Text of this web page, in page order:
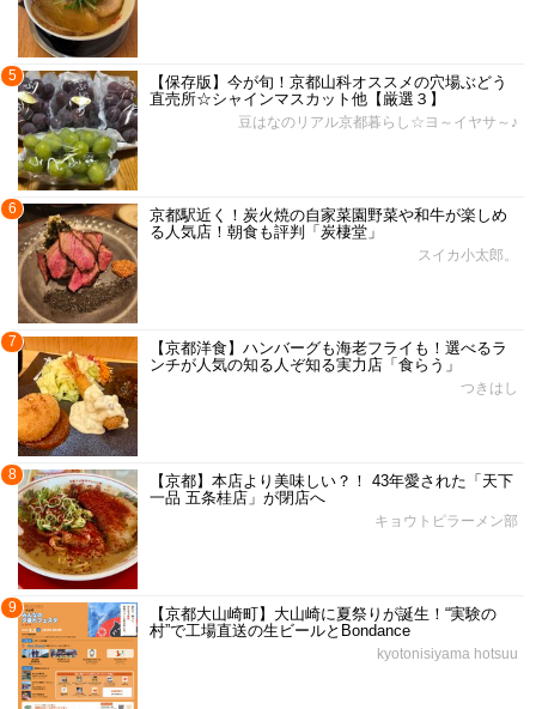
5
【保存版】今が旬！京都山科オススメの穴場ぶどう
直売所☆シャインマスカット他【厳選３】
豆はなのリアル京都暮らし☆ヨ～イヤサ～♪
6
京都駅近く！炭火焼の自家菜園野菜や和牛が楽しめ
る人気店！朝食も評判「炭棲堂」
スイカ小太郎。
7
【京都洋食】ハンバーグも海老フライも！選べるラ
ンチが人気の知る人ぞ知る実力店「食らう」
つきはし
8
【京都】本店より美味しい？！ 43年愛された「天下
一品 五条桂店」が閉店へ
キョウトピラーメン部
9
【京都大山崎町】大山崎に夏祭りが誕生！“実験の
村”で工場直送の生ビールとBondance
kyotonisiyama hotsuu